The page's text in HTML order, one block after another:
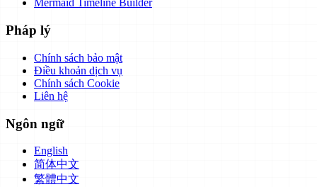
Mermaid Timeline Builder
Pháp lý
Chính sách bảo mật
Điều khoản dịch vụ
Chính sách Cookie
Liên hệ
Ngôn ngữ
English
简体中文
繁體中文